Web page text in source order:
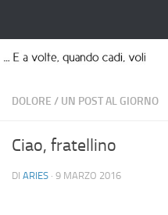
DOLORE / UN POST AL GIORNO
Ciao, fratellino
DI ARIES · 9 MARZO 2016